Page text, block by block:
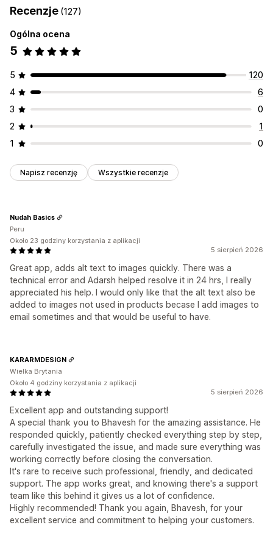
Alternatywny tekst
Optymalizacja obrazów
API i elementy webhook
Monitorowanie wydajności
Recenzje (127)
Ogólna ocena
5
5
120
4
6
3
0
2
1
1
0
Napisz recenzję Wszystkie recenzje
5 sierpień 2026
Great app, adds alt text to images quickly. There was a
technical error and Adarsh helped resolve it in 24 hrs, I really
appreciated his help. I would only like that the alt text also be
added to images not used in products becase I add images to
email sometimes and that would be useful to have.
Nudah Basics
Peru
Około 23 godziny korzystania z aplikacji
5 sierpień 2026
Excellent app and outstanding support!
A special thank you to Bhavesh for the amazing assistance. He
responded quickly, patiently checked everything step by step,
carefully investigated the issue, and made sure everything was
working correctly before closing the conversation.
It's rare to receive such professional, friendly, and dedicated
support. The app works great, and knowing there's a support
team like this behind it gives us a lot of confidence.
Highly recommended! Thank you again, Bhavesh, for your
excellent service and commitment to helping your customers.
KARARMDESIGN
Wielka Brytania
Około 4 godziny korzystania z aplikacji